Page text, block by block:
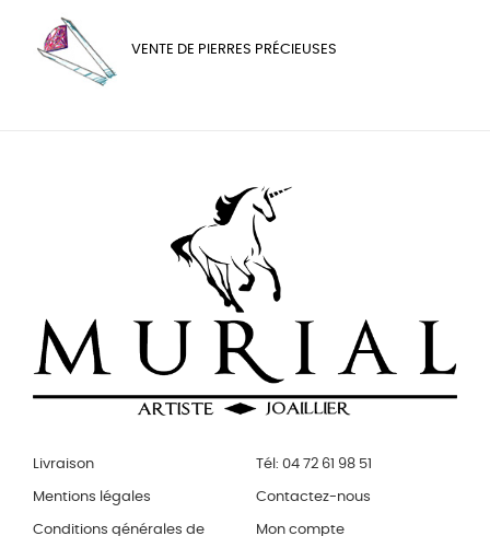
VENTE DE PIERRES PRÉCIEUSES
Livraison
Mentions légales
Conditions générales de
Tél: 04 72 61 98 51
Contactez-nous
Mon compte